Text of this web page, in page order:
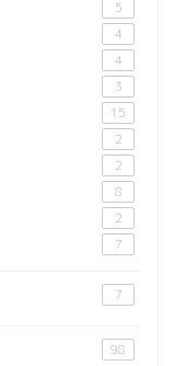
5
4
4
3
15
2
2
8
2
7
7
98